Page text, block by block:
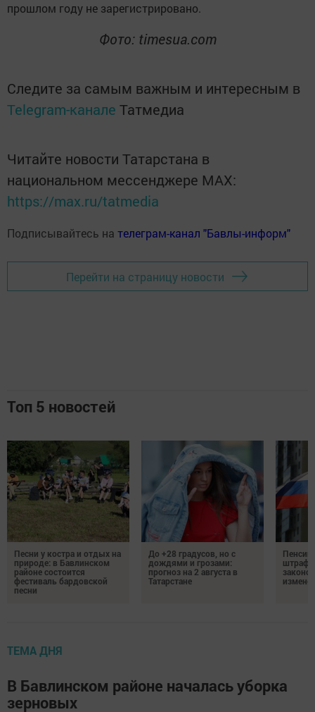
прошлом году не зарегистрировано.
Фото: timesua.com
Следите за самым важным и интересным в
Telegram-канале Татмедиа
Читайте новости Татарстана в
национальном мессенджере MАХ:
https://max.ru/tatmedia
Подписывайтесь на телеграм-канал "Бавлы-информ"
Перейти на страницу новости
Топ 5 новостей
Песни у костра и отдых на
природе: в Бавлинском
районе состоится
фестиваль бардовской
песни
До +28 градусов, но с
дождями и грозами:
прогноз на 2 августа в
Татарстане
ТЕМА ДНЯ
В Бавлинском районе началась уборка
зерновых